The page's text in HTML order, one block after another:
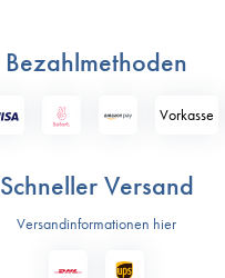
Bezahlmethoden
Vorkasse
Schneller Versand
Versandinformationen hier